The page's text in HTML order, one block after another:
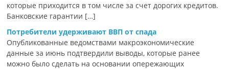
которые приходится в том числе за счет дорогих кредитов.
Банковские гарантии […]
Потребители удерживают ВВП от спада
Опубликованные ведомствами макроэкономические
данные за июнь подтвердили выводы, которые ранее
можно было сделать на основании опережающих